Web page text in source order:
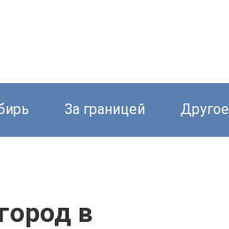
За границей Другое
в